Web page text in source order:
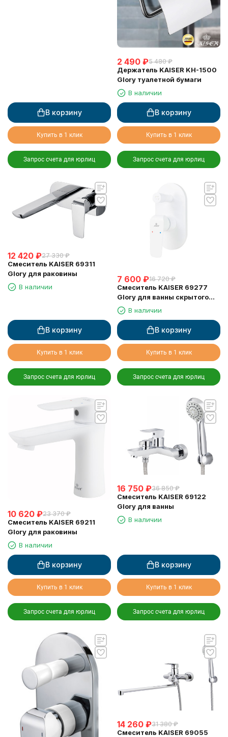
В корзину
Купить в 1 клик
Запрос счета для юрлиц
2 490 ₽5 480 ₽
Держатель KAISER KH-1500
Glory туалетной бумаги
В наличии
В корзину
Купить в 1 клик
Запрос счета для юрлиц
12 420 ₽27 330 ₽
Смеситель KAISER 69311
Glory для раковины
В наличии
В корзину
Купить в 1 клик
Запрос счета для юрлиц
7 600 ₽16 720 ₽
Смеситель KAISER 69277
Glory для ванны скрытого
монтажа белый глянец
В наличии
В корзину
Купить в 1 клик
Запрос счета для юрлиц
10 620 ₽23 370 ₽
Смеситель KAISER 69211
Glory для раковины
В наличии
В корзину
Купить в 1 клик
Запрос счета для юрлиц
16 750 ₽36 850 ₽
Смеситель KAISER 69122
Glory для ванны
В наличии
В корзину
Купить в 1 клик
Запрос счета для юрлиц
14 260 ₽31 380 ₽
Смеситель KAISER 69055